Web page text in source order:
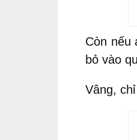
Còn nếu
bỏ vào
Vâng,